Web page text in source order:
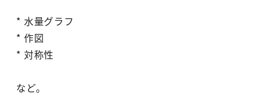
* 水量グラフ
* 作図
* 対称性
など。